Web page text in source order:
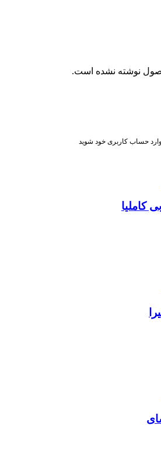
نوشته نشده است.
حساب کاربری خود شوید
کاملیا